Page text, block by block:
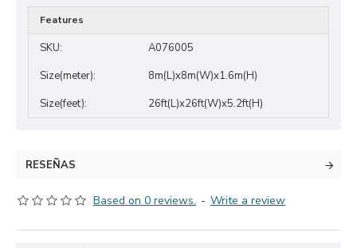
Features
SKU:
A076005
Size(meter):
8m(L)x8m(W)x1.6m(H)
Size(feet):
26ft(L)x26ft(W)x5.2ft(H)
RESEÑAS
Based on 0 reviews. - Write a review